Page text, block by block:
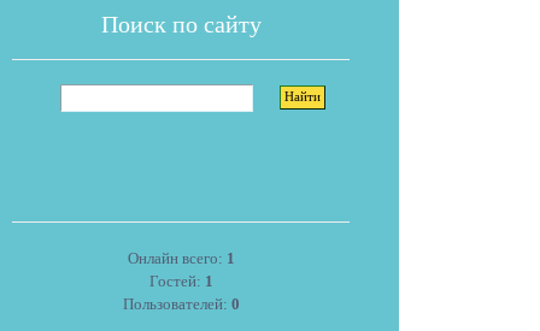
Поиск по сайту
Онлайн всего: 1
Гостей: 1
Пользователей: 0